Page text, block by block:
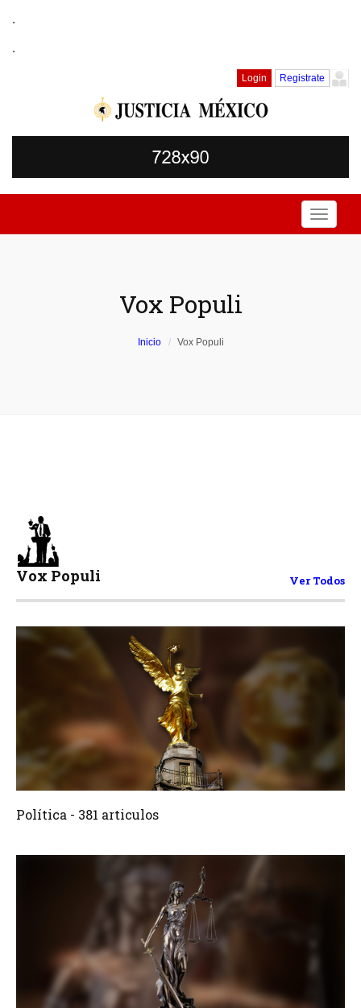
.
.
Login Registrate
Toggle
Vox Populi
Inicio Vox Populi
Vox Populi Ver Todos
381 Articulos
Política - 381 articulos
Crear 1516 Articulos